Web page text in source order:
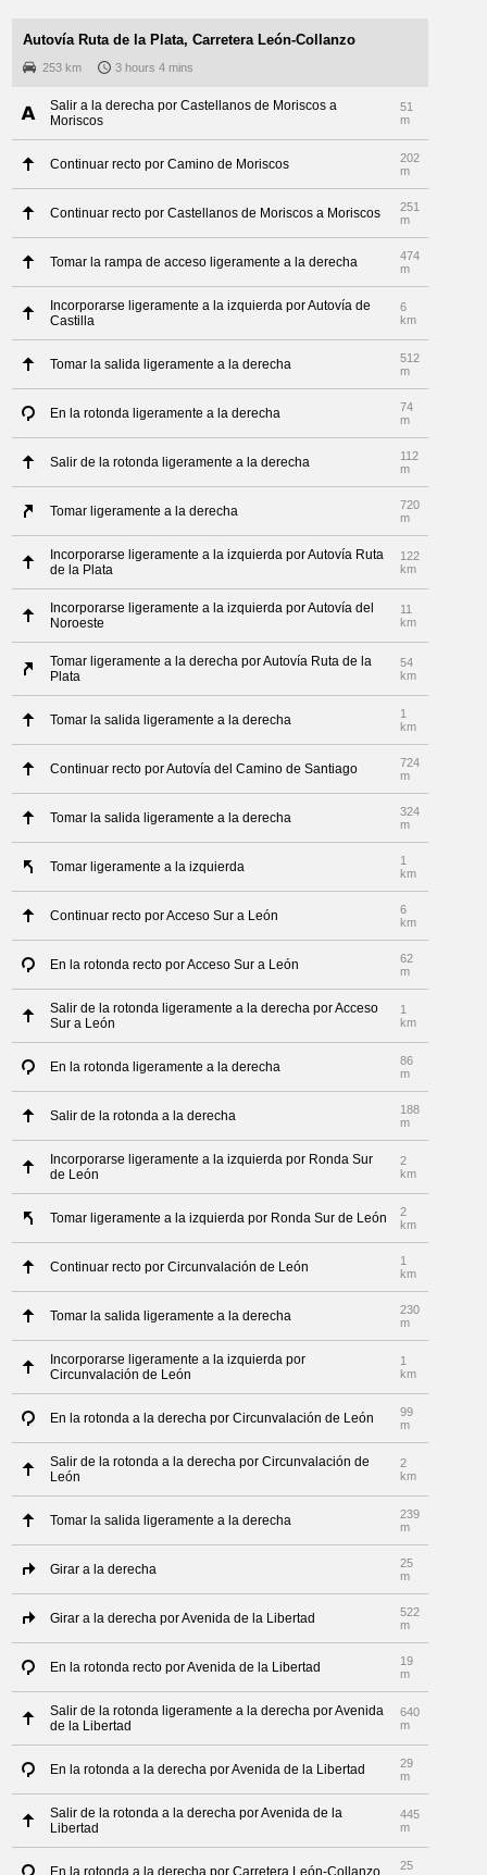
Autovía Ruta de la Plata, Carretera León-Collanzo
253 km 3 hours 4 mins
Salir a la derecha por Castellanos de Moriscos a
Moriscos
51
m
Continuar recto por Camino de Moriscos
202
m
Continuar recto por Castellanos de Moriscos a Moriscos
251
m
Tomar la rampa de acceso ligeramente a la derecha
474
m
Incorporarse ligeramente a la izquierda por Autovía de
Castilla
6
km
Tomar la salida ligeramente a la derecha
512
m
En la rotonda ligeramente a la derecha
74
m
Salir de la rotonda ligeramente a la derecha
112
m
Tomar ligeramente a la derecha
720
m
Incorporarse ligeramente a la izquierda por Autovía Ruta
de la Plata
122
km
Incorporarse ligeramente a la izquierda por Autovía del
Noroeste
11
km
Tomar ligeramente a la derecha por Autovía Ruta de la
Plata
54
km
Tomar la salida ligeramente a la derecha
1
km
Continuar recto por Autovía del Camino de Santiago
724
m
Tomar la salida ligeramente a la derecha
324
m
Tomar ligeramente a la izquierda
1
km
Continuar recto por Acceso Sur a León
6
km
En la rotonda recto por Acceso Sur a León
62
m
Salir de la rotonda ligeramente a la derecha por Acceso
Sur a León
1
km
En la rotonda ligeramente a la derecha
86
m
Salir de la rotonda a la derecha
188
m
Incorporarse ligeramente a la izquierda por Ronda Sur
de León
2
km
Tomar ligeramente a la izquierda por Ronda Sur de León
2
km
Continuar recto por Circunvalación de León
1
km
Tomar la salida ligeramente a la derecha
230
m
Incorporarse ligeramente a la izquierda por
Circunvalación de León
1
km
En la rotonda a la derecha por Circunvalación de León
99
m
Salir de la rotonda a la derecha por Circunvalación de
León
2
km
Tomar la salida ligeramente a la derecha
239
m
Girar a la derecha
25
m
Girar a la derecha por Avenida de la Libertad
522
m
En la rotonda recto por Avenida de la Libertad
19
m
Salir de la rotonda ligeramente a la derecha por Avenida
de la Libertad
640
m
En la rotonda a la derecha por Avenida de la Libertad
29
m
Salir de la rotonda a la derecha por Avenida de la
Libertad
445
m
En la rotonda a la derecha por Carretera León-Collanzo
25